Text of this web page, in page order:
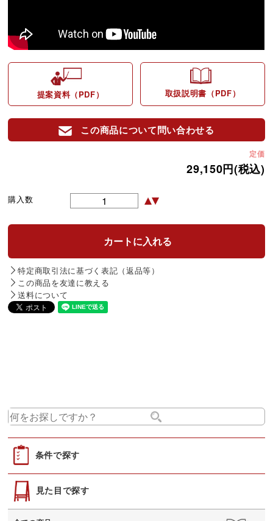
提案資料（PDF） 取扱説明書（PDF）
この商品について問い合わせる
定価
29,150円(税込)
購入数
特定商取引法に基づく表記（返品等）
この商品を友達に教える
送料について
条件で探す
見た目で探す